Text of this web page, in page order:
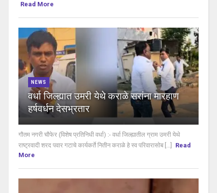
Read More
NEWS
वर्धा जिल्ह्यात उमरी येथे कराळे सरांना मारहाण
हर्षवर्धन देसभ्रतार
गौतम नगरी चौफेर (विशेष प्रतिनिधी वर्धा) :- वर्धा जिल्ह्यातील ग्राम उमरी येथे
राष्ट्रवादी शरद पवार गटाचे कार्यकर्ते नितीन कराळे हे स्व परिवारासोब [...]
Read
More